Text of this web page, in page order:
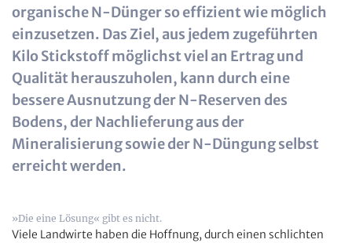
organische N-Dünger so effizient wie möglich
einzusetzen. Das Ziel, aus jedem zugeführten
Kilo Stickstoff möglichst viel an Ertrag und
Qualität herauszuholen, kann durch eine
bessere Ausnutzung der N-Reserven des
Bodens, der Nachlieferung aus der
Mineralisierung sowie der N-Düngung selbst
erreicht werden.
»Die eine Lösung« gibt es nicht.
Viele Landwirte haben die Hoffnung, durch einen schlichten